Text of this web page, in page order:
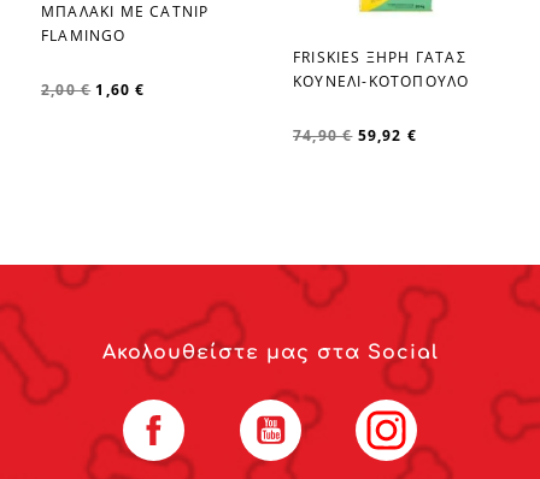
favorite_border
ΜΠΑΛΑΚΙ ΜΕ CATNIP
FLAMINGO
2,00 € 1,60 €
favorite_border
FRISKIES ΞΗΡΗ ΓΑΤΑΣ
ΚΟΥΝΕΛΙ-ΚΟΤΟΠΟΥΛΟ
74,90 € 59,92 €
Ακολουθείστε μας στα Social
Facebook YouTube Instagram